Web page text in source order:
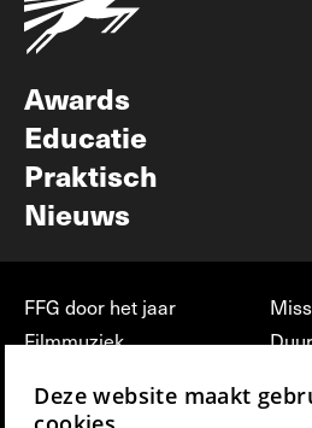
Awards
Educatie
Praktisch
Nieuws
FFG door het jaar
Filmmuziek
Press & Industry
Deze website maakt